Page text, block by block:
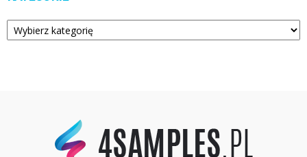
Kategorie